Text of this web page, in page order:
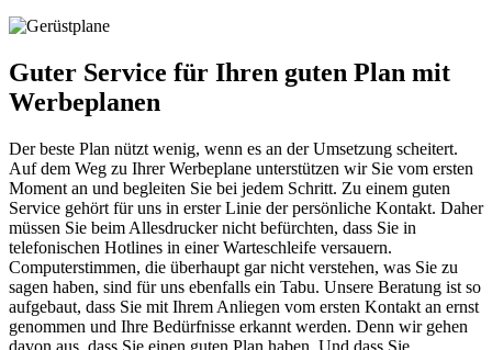
Guter Service für Ihren guten Plan mit
Werbeplanen
Der beste Plan nützt wenig, wenn es an der Umsetzung scheitert.
Auf dem Weg zu Ihrer Werbeplane unterstützen wir Sie vom ersten
Moment an und begleiten Sie bei jedem Schritt. Zu einem guten
Service gehört für uns in erster Linie der persönliche Kontakt. Daher
müssen Sie beim Allesdrucker nicht befürchten, dass Sie in
telefonischen Hotlines in einer Warteschleife versauern.
Computerstimmen, die überhaupt gar nicht verstehen, was Sie zu
sagen haben, sind für uns ebenfalls ein Tabu. Unsere Beratung ist so
aufgebaut, dass Sie mit Ihrem Anliegen vom ersten Kontakt an ernst
genommen und Ihre Bedürfnisse erkannt werden. Denn wir gehen